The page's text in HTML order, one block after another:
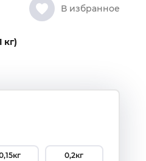
В избранное
кг)
0,2кг